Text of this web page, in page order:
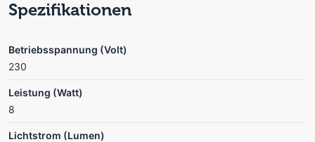
Spezifikationen
Betriebsspannung (Volt)
230
Leistung (Watt)
8
Lichtstrom (Lumen)